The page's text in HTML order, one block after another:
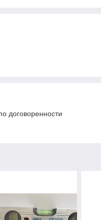
договоренности